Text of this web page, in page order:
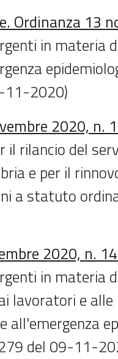
Ordinanza 13
in materia
11-2020)
2020, n.
il rilancio del
e per il
a statuto
2020, n.
in materia
lavoratori e alle
all'emergenza
del 09-11-